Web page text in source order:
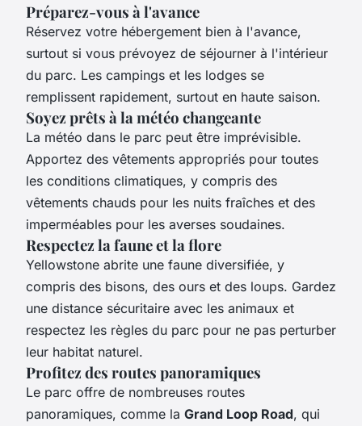
Préparez-vous à l'avance
Réservez votre hébergement bien à l'avance,
surtout si vous prévoyez de séjourner à l'intérieur
du parc. Les campings et les lodges se
remplissent rapidement, surtout en haute saison.
Soyez prêts à la météo changeante
La météo dans le parc peut être imprévisible.
Apportez des vêtements appropriés pour toutes
les conditions climatiques, y compris des
vêtements chauds pour les nuits fraîches et des
imperméables pour les averses soudaines.
Respectez la faune et la flore
Yellowstone abrite une faune diversifiée, y
compris des bisons, des ours et des loups. Gardez
une distance sécuritaire avec les animaux et
respectez les règles du parc pour ne pas perturber
leur habitat naturel.
Profitez des routes panoramiques
Le parc offre de nombreuses routes
panoramiques, comme la Grand Loop Road, qui